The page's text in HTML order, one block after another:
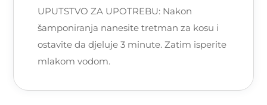
UPUTSTVO ZA UPOTREBU: Nakon
šamponiranja nanesite tretman za kosu i
ostavite da djeluje 3 minute. Zatim isperite
mlakom vodom.